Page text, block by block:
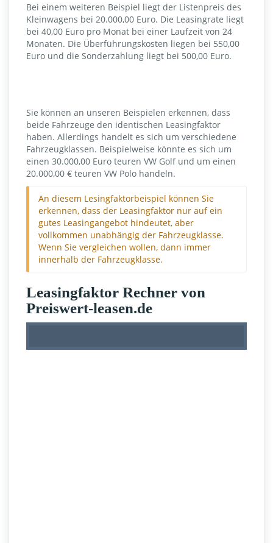
Bei einem weiteren Beispiel liegt der Listenpreis des
Kleinwagens bei 20.000,00 Euro. Die Leasingrate liegt
bei 40,00 Euro pro Monat bei einer Laufzeit von 24
Monaten. Die Überführungskosten liegen bei 550,00
Euro und die Sonderzahlung liegt bei 500,00 Euro.
Sie können an unseren Beispielen erkennen, dass
beide Fahrzeuge den identischen Leasingfaktor
haben. Allerdings handelt es sich um verschiedene
Fahrzeugklassen. Beispielweise könnte es sich um
einen 30.000,00 Euro teuren VW Golf und um einen
20.000,00 € teuren VW Polo handeln.
An diesem Lesingfaktorbeispiel können Sie
erkennen, dass der Leasingfaktor nur auf ein
gutes Leasingangebot hindeutet, aber
vollkommen unabhängig der Fahrzeugklasse.
Wenn Sie vergleichen wollen, dann immer
innerhalb der Fahrzeugklasse.
Leasingfaktor Rechner von
Preiswert-leasen.de